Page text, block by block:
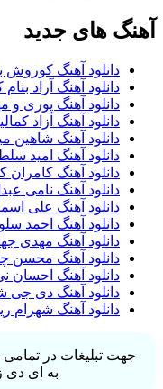
آهنگ های جدید
دانلود آهنگ کوروش
دانلود آهنگ آراد
دانلود آهنگ پوری و
دانلود آهنگ آزاد
دانلود آهنگ شاهین
دانلود آهنگ امید
دانلود آهنگ کامران
دانلود آهنگ نامی
دانلود آهنگ علی
دانلود آهنگ احمد
دانلود آهنگ مهدی
دانلود آهنگ محسن
دانلود آهنگ احسان
دانلود آهنگ دی جی
دانلود آهنگ شهرام
جهت تبلیغات در
به ای دی